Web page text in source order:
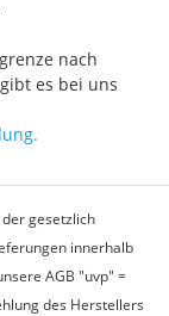
nach
es bei uns
gesetzlich
innerhalb
AGB "uvp" =
des Herstellers